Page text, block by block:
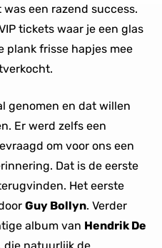
was een razend success.
tickets waar je een glas
plank frisse hapjes mee
genomen en dat willen
Er werd zelfs een
om voor ons een
Dat is de eerste
Het eerste
Guy Bollyn. Verder
album van Hendrik De
die natuurlijk de